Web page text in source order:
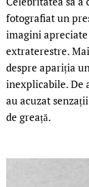
fotografiat un
imagini
extraterestre.
despre apariția
inexplicabile. De
au acuzat
de greață.